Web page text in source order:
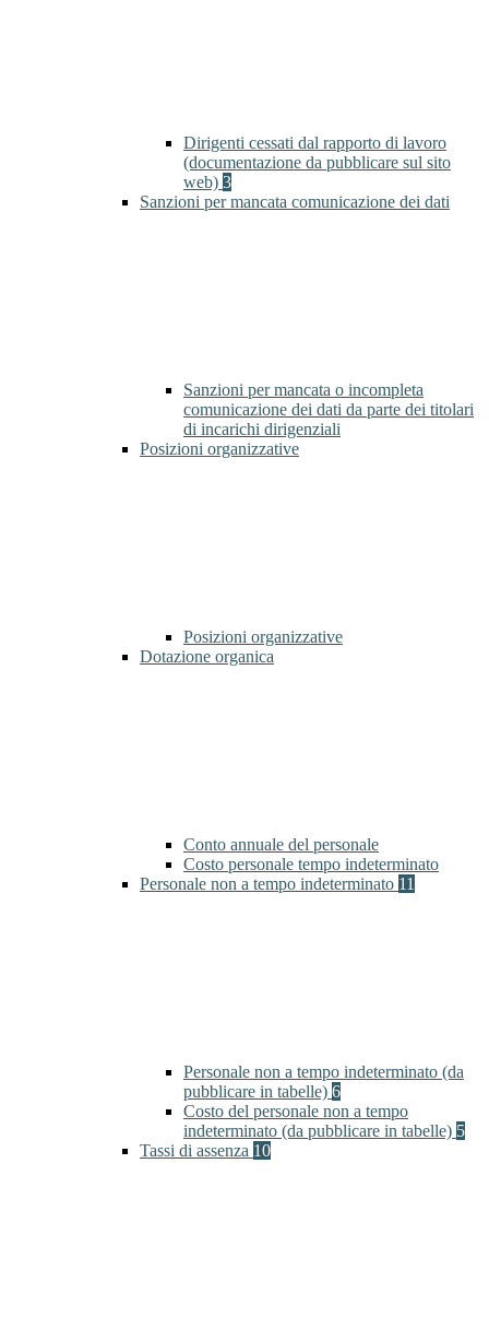
Dirigenti cessati dal rapporto di lavoro
(documentazione da pubblicare sul sito
web) 3
Sanzioni per mancata comunicazione dei dati
Sanzioni per mancata o incompleta
comunicazione dei dati da parte dei titolari
di incarichi dirigenziali
Posizioni organizzative
Posizioni organizzative
Dotazione organica
Conto annuale del personale
Costo personale tempo indeterminato
Personale non a tempo indeterminato 11
Personale non a tempo indeterminato (da
pubblicare in tabelle) 6
Costo del personale non a tempo
indeterminato (da pubblicare in tabelle) 5
Tassi di assenza 10